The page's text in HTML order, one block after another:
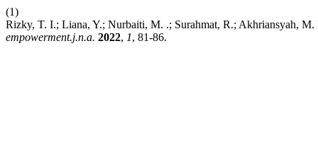
(1)
Rizky, T. I.; Liana, Y.; Nurbaiti, M. .; Surahmat, R.; Akhriansyah, M.
empowerment.j.n.a. 2022, 1, 81-86.